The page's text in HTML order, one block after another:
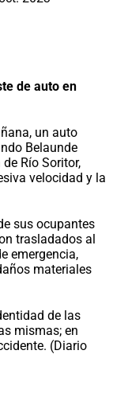
de auto en
un auto
Belaunde
Río Soritor,
velocidad y la
sus ocupantes
trasladados al
emergencia,
materiales
de las
mismas; en
(Diario